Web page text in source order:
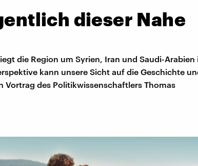
dieser Nahe
die Region um Syrien, Iran und Saudi-Arabien
kann unsere Sicht auf die Geschichte
Vortrag des Politikwissenschaftlers Thomas